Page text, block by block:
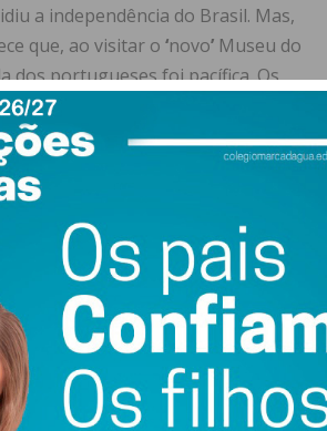
a independência do Brasil. Mas,
que, ao visitar o ‘novo’ Museu do
dos portugueses foi pacífica. Os
O escrivão mentiu ao seu
às gerações futuras.
Imediato
regular a informação